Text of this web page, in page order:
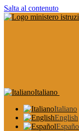
Salta al contenuto
Italiano
Italiano
English